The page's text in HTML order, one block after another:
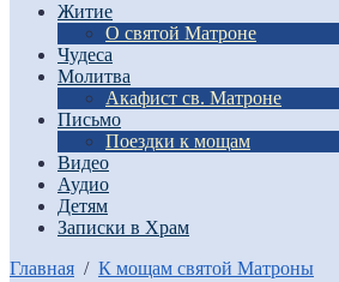
Житие
О святой Матроне
Чудеса
Молитва
Акафист св. Матроне
Письмо
Поездки к мощам
Видео
Аудио
Детям
Записки в Храм
Главная / К мощам святой Матроны